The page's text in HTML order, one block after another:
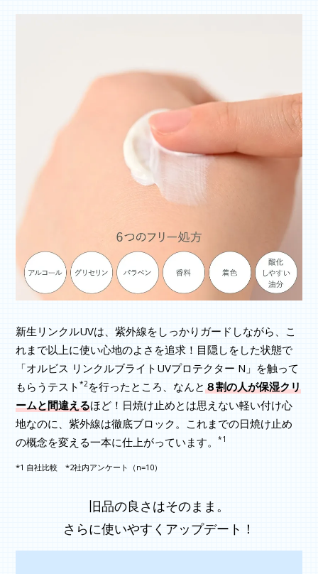
新生リンクルUVは、紫外線をしっかりガードしながら、こ
れまで以上に使い心地のよさを追求！目隠しをした状態で
「オルビス リンクルブライトUVプロテクター N」を触って
もらうテスト*2 を行ったところ、なんと８割の人が保湿クリ
ームと間違えるほど！日焼け止めとは思えない軽い付け心
地なのに、紫外線は徹底ブロック。これまでの日焼け止め
の概念を変える一本に仕上がっています。*1
*1 自社比較 *2社内アンケート（n=10）
旧品の良さはそのまま。
さらに使いやすくアップデート！